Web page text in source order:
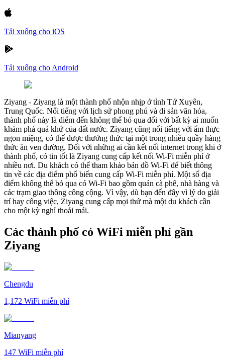
Tải xuống cho iOS
Tải xuống cho Android
Ziyang - Ziyang là một thành phố nhộn nhịp ở tỉnh Tứ Xuyên,
Trung Quốc. Nổi tiếng với lịch sử phong phú và di sản văn hóa,
thành phố này là điểm đến không thể bỏ qua đối với bất kỳ ai muốn
khám phá quá khứ của đất nước. Ziyang cũng nổi tiếng với ẩm thực
ngon miệng, có thể được thưởng thức tại một trong nhiều quầy hàng
thức ăn ven đường. Đối với những ai cần kết nối internet trong khi ở
thành phố, có tin tốt là Ziyang cung cấp kết nối Wi-Fi miễn phí ở
nhiều nơi. Du khách có thể tham khảo bản đồ Wi-Fi để biết thông
tin về các địa điểm phổ biến cung cấp Wi-Fi miễn phí. Một số địa
điểm không thể bỏ qua có Wi-Fi bao gồm quán cà phê, nhà hàng và
các trạm giao thông công cộng. Vì vậy, dù bạn đến đây vì lý do giải
trí hay công việc, Ziyang cung cấp mọi thứ mà một du khách cần
cho một kỳ nghỉ thoải mái.
Các thành phố có WiFi miễn phí gần
Ziyang
Chengdu
1,172 WiFi miễn phí
Mianyang
147 WiFi miễn phí